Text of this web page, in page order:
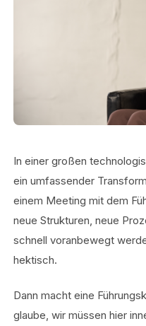
In einer großen
ein umfassender
einem Meeting mit dem
neue Strukturen, neue
schnell voranbewegt
hektisch.
Dann macht eine
glaube, wir müssen hier